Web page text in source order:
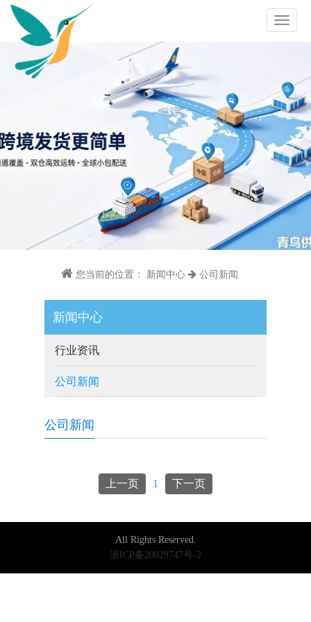
您当前的位置： 新闻中心 公司新闻
新闻中心
行业资讯
公司新闻
公司新闻
上一页 1 下一页
All Rights Reserved.
浙ICP备20028747号-2